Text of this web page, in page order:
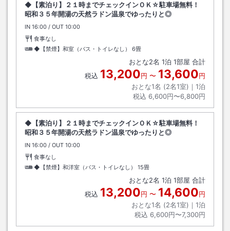
◆【素泊り】２１時までチェックインＯＫ☆駐車場無料！
昭和３５年開湯の天然ラドン温泉でゆったりと◎
IN チェックイン
16:00 / OUT チェックアウト
10:00
食事なし
◆【禁煙】和室（バス・トイレなし）
6畳
おとな2名 1泊 1部屋 合計
税込 13,200円 〜 13,600円
おとな1名 (2名1室)｜ 1泊
税込 6,600円〜6,800円
◆【素泊り】２１時までチェックインＯＫ☆駐車場無料！
昭和３５年開湯の天然ラドン温泉でゆったりと◎
IN チェックイン
16:00 / OUT チェックアウト
10:00
食事なし
◆【禁煙】和洋室（バス・トイレなし）
15畳
おとな2名 1泊 1部屋 合計
税込 13,200円 〜 14,600円
おとな1名 (2名1室)｜ 1泊
税込 6,600円〜7,300円